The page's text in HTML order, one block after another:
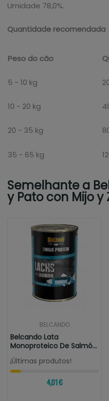
Umidade 78,0%.
Quantidade recomendada
Peso do cão
5 - 10 kg
10 - 20 kg
20 - 35 kg
35 - 65 kg
Semelhante a
y Pato con Mijo
BELCANDO
Belcando Lata
Monoproteico De Salmón
400g
¡Últimas produtos!
4,01 €